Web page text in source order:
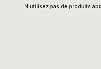
N'utilisez pas de produits